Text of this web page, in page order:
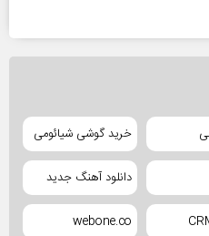
خرید گوشی شیائومی
دانلود آهنگ جدید
webone.co